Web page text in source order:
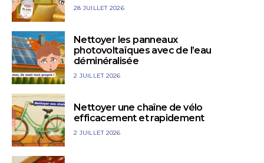
28 JUILLET 2026
Nettoyer les panneaux
photovoltaïques avec de l’eau
déminéralisée
2 JUILLET 2026
Nettoyer une chaîne de vélo
efficacement et rapidement
2 JUILLET 2026